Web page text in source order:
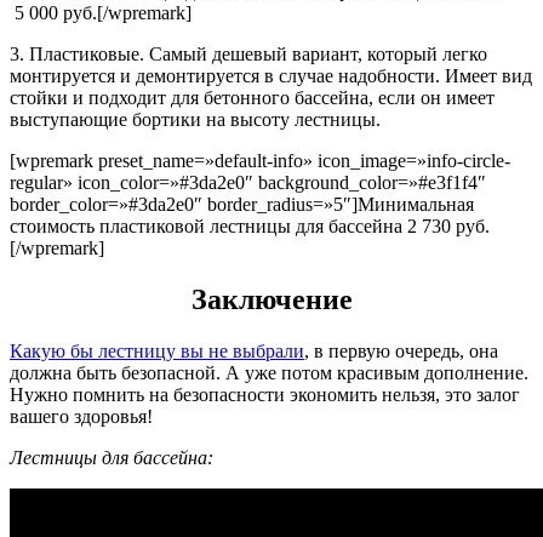
5 000 руб.[/wpremark]
3. Пластиковые. Самый дешевый вариант, который легко
монтируется и демонтируется в случае надобности. Имеет вид
стойки и подходит для бетонного бассейна, если он имеет
выступающие бортики на высоту лестницы.
[wpremark preset_name=»default-info» icon_image=»info-circle-
regular» icon_color=»#3da2e0″ background_color=»#e3f1f4″
border_color=»#3da2e0″ border_radius=»5″]Минимальная
стоимость пластиковой лестницы для бассейна 2 730 руб.
[/wpremark]
Заключение
Какую бы лестницу вы не выбрали, в первую очередь, она
должна быть безопасной. А уже потом красивым дополнение.
Нужно помнить на безопасности экономить нельзя, это залог
вашего здоровья!
Лестницы для бассейна: